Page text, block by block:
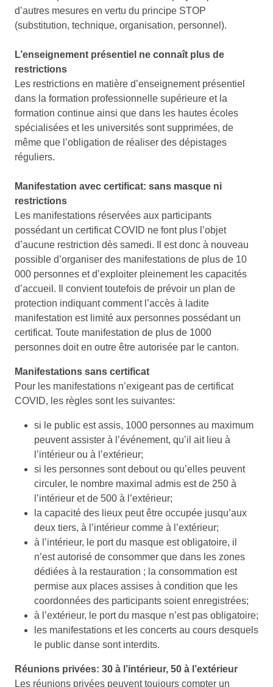
d’autres mesures en vertu du principe STOP
(substitution, technique, organisation, personnel).
L’enseignement présentiel ne connaît plus de
restrictions
Les restrictions en matière d’enseignement présentiel
dans la formation professionnelle supérieure et la
formation continue ainsi que dans les hautes écoles
spécialisées et les universités sont supprimées, de
même que l’obligation de réaliser des dépistages
réguliers.
Manifestation avec certificat: sans masque ni
restrictions
Les manifestations réservées aux participants
possédant un certificat COVID ne font plus l’objet
d’aucune restriction dès samedi. Il est donc à nouveau
possible d’organiser des manifestations de plus de 10
000 personnes et d’exploiter pleinement les capacités
d’accueil. Il convient toutefois de prévoir un plan de
protection indiquant comment l’accès à ladite
manifestation est limité aux personnes possédant un
certificat. Toute manifestation de plus de 1000
personnes doit en outre être autorisée par le canton.
Manifestations sans certificat
Pour les manifestations n’exigeant pas de certificat
COVID, les règles sont les suivantes:
si le public est assis, 1000 personnes au maximum
peuvent assister à l’événement, qu’il ait lieu à
l’intérieur ou à l’extérieur;
si les personnes sont debout ou qu’elles peuvent
circuler, le nombre maximal admis est de 250 à
l’intérieur et de 500 à l’extérieur;
la capacité des lieux peut être occupée jusqu’aux
deux tiers, à l’intérieur comme à l’extérieur;
à l’intérieur, le port du masque est obligatoire, il
n’est autorisé de consommer que dans les zones
dédiées à la restauration ; la consommation est
permise aux places assises à condition que les
coordonnées des participants soient enregistrées;
à l’extérieur, le port du masque n’est pas obligatoire;
les manifestations et les concerts au cours desquels
le public danse sont interdits.
Réunions privées: 30 à l’intérieur, 50 à l’extérieur
Les réunions privées peuvent toujours compter un